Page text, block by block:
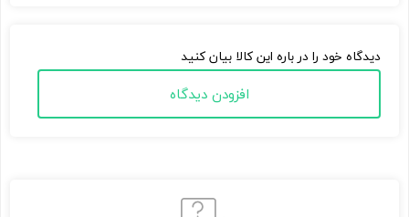
دیدگاه خود را در باره این کالا بیان کنید
افزودن دیدگاه